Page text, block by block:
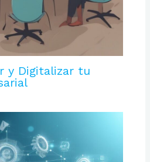
y Digitalizar tu